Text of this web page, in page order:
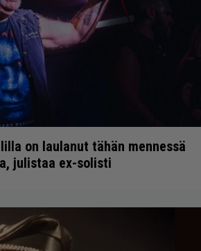
on laulanut tähän mennessä
julistaa ex-solisti